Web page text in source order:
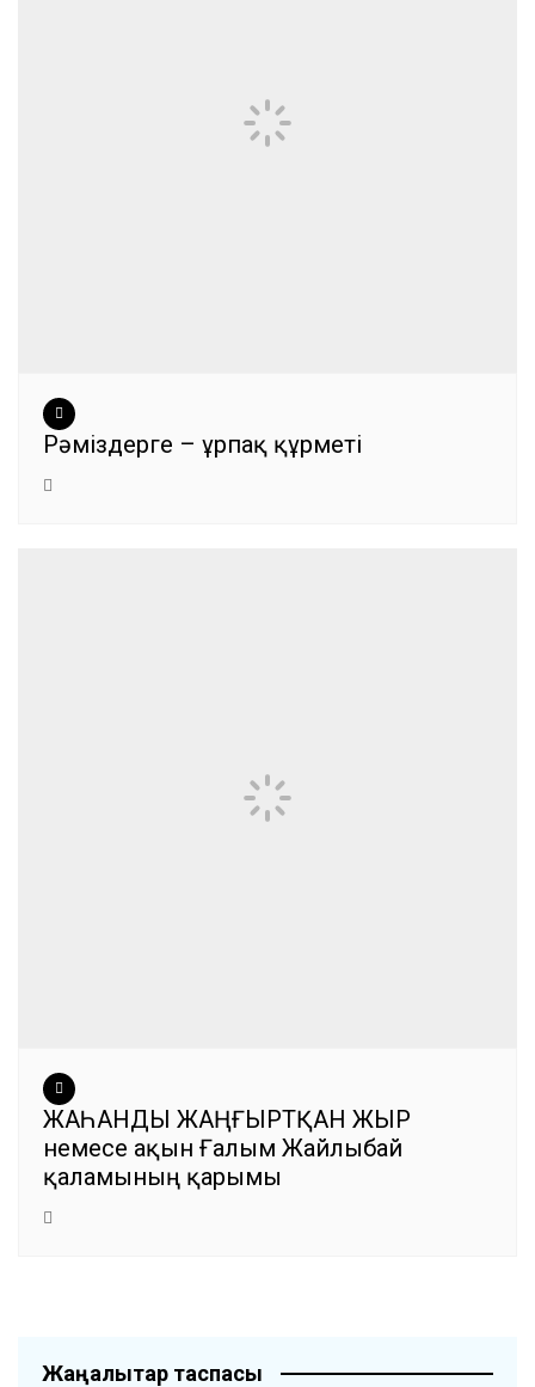
Рәміздерге – ұрпақ құрметі
ЖАҺАНДЫ ЖАҢҒЫРТҚАН ЖЫР
немесе ақын Ғалым Жайлыбай
қаламының қарымы
Жаңалықтар таспасы